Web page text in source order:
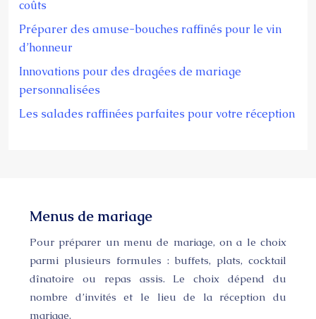
coûts
Préparer des amuse-bouches raffinés pour le vin
d’honneur
Innovations pour des dragées de mariage
personnalisées
Les salades raffinées parfaites pour votre réception
Menus de mariage
Pour préparer un menu de mariage, on a le choix
parmi plusieurs formules : buffets, plats, cocktail
dînatoire ou repas assis. Le choix dépend du
nombre d’invités et le lieu de la réception du
mariage.